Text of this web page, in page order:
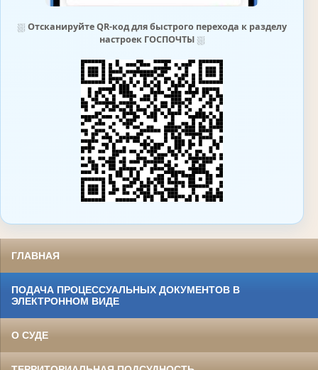
⛆ Отсканируйте QR-код для быстрого перехода к разделу
настроек ГОСПОЧТЫ⛆
ГЛАВНАЯ
ПОДАЧА ПРОЦЕССУАЛЬНЫХ ДОКУМЕНТОВ В
ЭЛЕКТРОННОМ ВИДЕ
О СУДЕ